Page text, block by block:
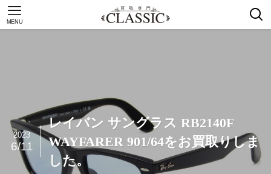
MENU
レイバン サングラス RB2140F
WAYFARER 901/64をお買取りしま
した。
2023
6/11